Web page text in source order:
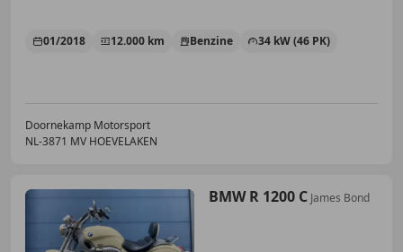
01/2018 12.000 km Benzine 34 kW (46 PK)
Doornekamp Motorsport
NL-3871 MV HOEVELAKEN
BMW R 1200 C James Bond